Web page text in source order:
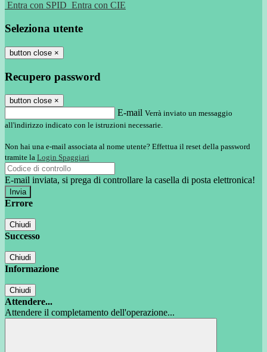
Entra con SPID Entra con CIE
Seleziona utente
button close ×
Recupero password
button close ×
E-mail Verrà inviato un messaggio
all'indirizzo indicato con le istruzioni necessarie.
Non hai una e-mail associata al nome utente? Effettua il reset della password
tramite la Login Spaggiari
E-mail inviata, si prega di controllare la casella di posta elettronica!
Errore
Chiudi
Successo
Chiudi
Informazione
Chiudi
Attendere...
Attendere il completamento dell'operazione...